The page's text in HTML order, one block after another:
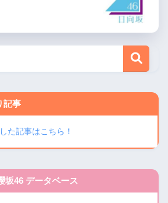
記事
た記事はこちら！
坂46 データベース